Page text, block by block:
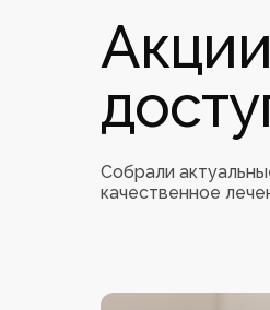
Собрали
качественное